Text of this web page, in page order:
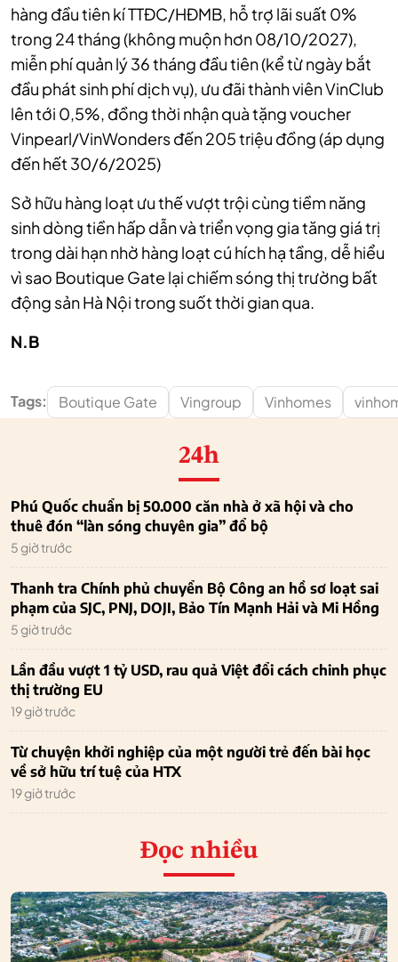
hàng đầu tiên kí TTĐC/HĐMB, hỗ trợ lãi suất 0%
trong 24 tháng (không muộn hơn 08/10/2027),
miễn phí quản lý 36 tháng đầu tiên (kể từ ngày bắt
đầu phát sinh phí dịch vụ), ưu đãi thành viên VinClub
lên tới 0,5%, đồng thời nhận quà tặng voucher
Vinpearl/VinWonders đến 205 triệu đồng (áp dụng
đến hết 30/6/2025)
Sở hữu hàng loạt ưu thế vượt trội cùng tiềm năng
sinh dòng tiền hấp dẫn và triển vọng gia tăng giá trị
trong dài hạn nhờ hàng loạt cú hích hạ tầng, dễ hiểu
vì sao Boutique Gate lại chiếm sóng thị trường bất
động sản Hà Nội trong suốt thời gian qua.
N.B
Tags: Boutique Gate Vingroup Vinhomes
24h
Phú Quốc chuẩn bị 50.000 căn nhà ở xã hội và cho
thuê đón “làn sóng chuyên gia” đổ bộ
5 giờ trước
Thanh tra Chính phủ chuyển Bộ Công an hồ sơ loạt sai
phạm của SJC, PNJ, DOJI, Bảo Tín Mạnh Hải và Mi Hồng
5 giờ trước
Lần đầu vượt 1 tỷ USD, rau quả Việt đổi cách chinh phục
thị trường EU
19 giờ trước
Từ chuyện khởi nghiệp của một người trẻ đến bài học
về sở hữu trí tuệ của HTX
19 giờ trước
Đọc nhiều